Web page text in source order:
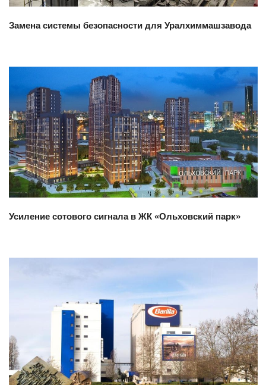
Замена системы безопасности для Уралхиммашзавода
Смотреть проект
Усиление сотового сигнала в ЖК «Ольховский парк»
Смотреть проект